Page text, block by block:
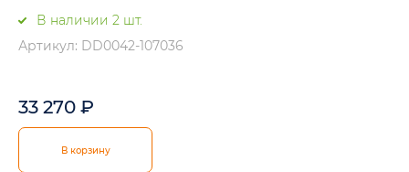
В наличии 2 шт.
Артикул: DD0042-107036
33 270 ₽
В корзину